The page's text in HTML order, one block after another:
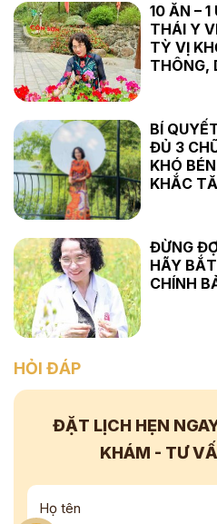
10 ĂN –
THÁI Y
TỲ VỊ
THÔNG,
BÍ
ĐỦ 3
KHÓ
KHẮC
ĐỪNG
HÃY
CHÍNH
HỎI ĐÁP
ĐẶT LỊCH HẸN
KHÁM - TƯ